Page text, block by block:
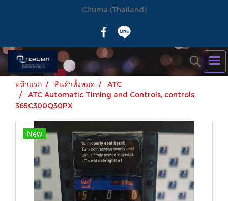
Chuma (Thailand)
หน้าแรก สินค้าทั้งหมด
ATC
ATC Automatic Timing and Controls, controls,
365C300Q30PX
New